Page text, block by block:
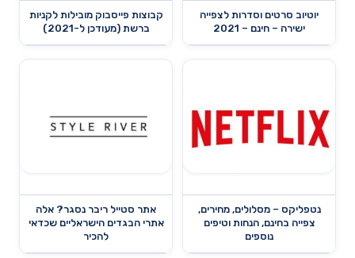
יוטיוב סרטים וסדרות לצפייה
ישירה – חינם – 2021
קבוצות פייסבוק מובילות לקניות
ברשת (מעודכן ל-2021)
נטפליקס – מסלולים, מחירים,
צפייה בחינם, הנחות וטיפים
נוספים
אתר סטייל ריבר נסגר? אלה
אתרי הבגדים הישראליים שכדאי
להכיר